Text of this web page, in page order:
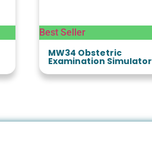
Best Seller
MW34 Obstetric
Examination Simulator